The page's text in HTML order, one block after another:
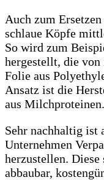
Auch zum
schlaue Köpfe
So wird zum
hergestellt, die
Folie aus
Ansatz ist die
aus Milchproteinen.
Sehr nachhaltig ist
Unternehmen
herzustellen.
abbaubar,